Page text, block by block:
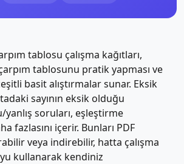
tablosu çalışma kağıtları,
tablosunu pratik yapması ve
basit alıştırmalar sunar. Eksik
sayının eksik olduğu
soruları, eşleştirme
fazlasını içerir. Bunları PDF
veya indirebilir, hatta çalışma
kullanarak kendiniz